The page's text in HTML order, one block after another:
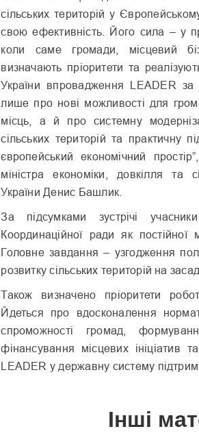
сільських територій у
свою ефективність. Його сила – у
коли саме громади, місцевий
визначають пріоритети та
України впровадження LEADER
лише про нові можливості для
місць, а й про системну
сільських територій та практичну
європейський економічний
міністра економіки, довкілля та
України Денис Башлик.
За підсумками зустрічі
Координаційної ради як постійної
Головне завдання – узгодження
розвитку сільських територій на
Також визначено пріоритети
Йдеться про вдосконалення
спроможності громад,
фінансування місцевих ініціатив
LEADER у державну систему
КВІТЕНЬ 2026
Інші